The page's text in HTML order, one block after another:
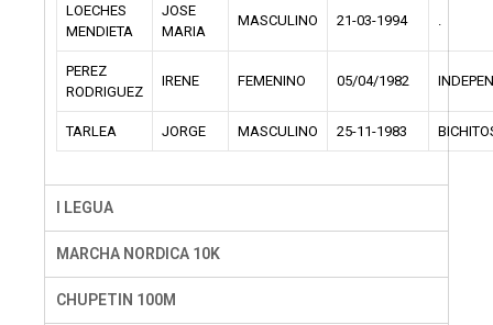
LOECHES
MENDIETA
JOSE
MARIA
MASCULINO 21-03-1994 .
PEREZ
RODRIGUEZ
IRENE FEMENINO 05/04/1982
TARLEA JORGE MASCULINO 25-11-1983
I LEGUA
MARCHA NORDICA 10K
CHUPETIN 100M